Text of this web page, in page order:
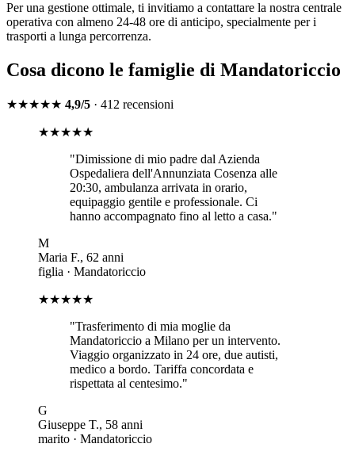
Per una gestione ottimale, ti invitiamo a contattare la nostra centrale
operativa con almeno 24-48 ore di anticipo, specialmente per i
trasporti a lunga percorrenza.
Cosa dicono le famiglie di Mandatoriccio
★★★★★ 4,9/5 · 412 recensioni
★★★★★
"Dimissione di mio padre dal Azienda
Ospedaliera dell'Annunziata Cosenza alle
20:30, ambulanza arrivata in orario,
equipaggio gentile e professionale. Ci
hanno accompagnato fino al letto a casa."
M
Maria F., 62 anni
figlia · Mandatoriccio
★★★★★
"Trasferimento di mia moglie da
Mandatoriccio a Milano per un intervento.
Viaggio organizzato in 24 ore, due autisti,
medico a bordo. Tariffa concordata e
rispettata al centesimo."
G
Giuseppe T., 58 anni
marito · Mandatoriccio